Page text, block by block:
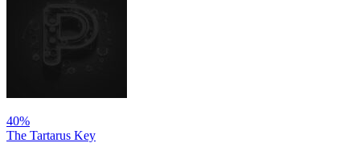
40%
The Tartarus Key